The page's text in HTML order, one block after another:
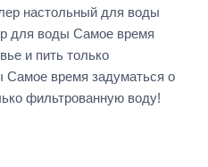
настольный для воды
для воды Самое время
и пить только
время задуматься о
фильтрованную воду!